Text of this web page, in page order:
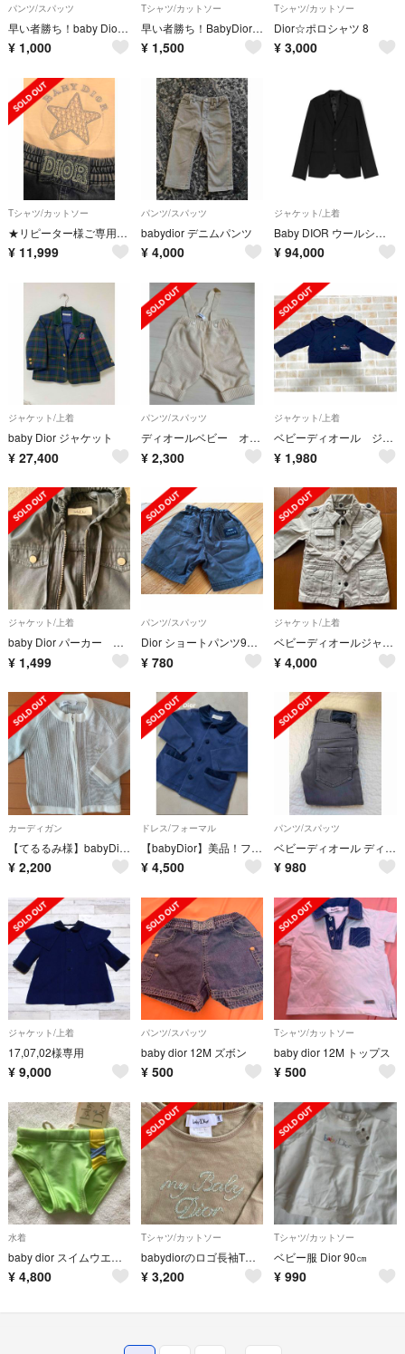
パンツ/スパッツ
早い者勝ち！baby Dior ハーフパンツ24
¥ 1,000
Tシャツ/カットソー
早い者勝ち！BabyDior 半袖シャツ18
¥ 1,500
Tシャツ/カットソー
Dior☆ポロシャツ 8
¥ 3,000
Tシャツ/カットソー
★リピーター様ご専用価格★
¥ 11,999
パンツ/スパッツ
babydior デニムパンツ
¥ 4,000
ジャケット/上着
Baby DIOR ウールシングルジャケット 13yrs
¥ 94,000
ジャケット/上着
baby Dior ジャケット
¥ 27,400
パンツ/スパッツ
ディオールベビー オーバーオール
¥ 2,300
ジャケット/上着
ベビーディオール ジャケット
¥ 1,980
ジャケット/上着
baby Dior パーカー ジャケット
¥ 1,499
パンツ/スパッツ
Dior ショートパンツ90cm 男の子
¥ 780
ジャケット/上着
ベビーディオールジャケットサイズ3歳ミリタリージャケットダウンジャケット
¥ 4,000
カーディガン
【てるるみ様】babyDior リブ カーディガン 80-90cm
¥ 2,200
ドレス/フォーマル
【babyDior】美品！フォーマルトップス 95㎝
¥ 4,500
パンツ/スパッツ
ベビーディオール ディオールキッズ 3a パンツ
¥ 980
ジャケット/上着
17,07,02様専用
¥ 9,000
パンツ/スパッツ
baby dior 12M ズボン
¥ 500
Tシャツ/カットソー
baby dior 12M トップス
¥ 500
水着
baby dior スイムウエアー boys 90cm タグ付未使用
¥ 4,800
Tシャツ/カットソー
babydiorのロゴ長袖Tシャツカーキ色
¥ 3,200
Tシャツ/カットソー
ベビー服 Dior 90㎝
¥ 990